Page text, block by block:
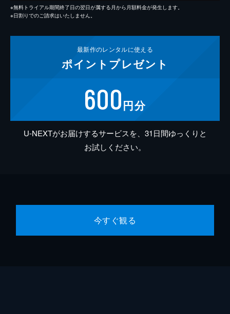
※無料トライアル期間終了日の翌日が属する月から月額料金が発生します。
※日割りでのご請求はいたしません。
最新作のレンタルに使える
ポイント プレゼント
600円分
U-NEXTがお届けするサービスを、31日間ゆっくりと
お試しください。
今すぐ観る